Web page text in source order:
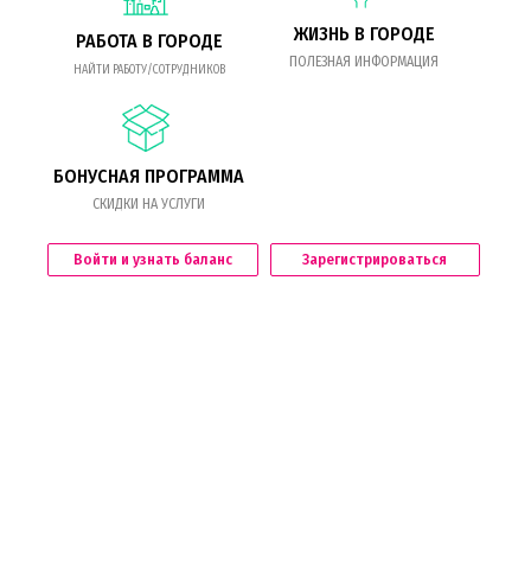
РАБОТА В ГОРОДЕ
НАЙТИ РАБОТУ/СОТРУДНИКОВ
ЖИЗНЬ В ГОРОДЕ
ПОЛЕЗНАЯ ИНФОРМАЦИЯ
БОНУСНАЯ ПРОГРАММА
СКИДКИ НА УСЛУГИ
Войти и узнать баланс Зарегистрироваться